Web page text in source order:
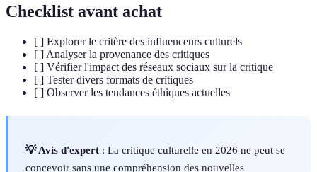
Checklist avant achat
[ ] Explorer le critère des influenceurs culturels
[ ] Analyser la provenance des critiques
[ ] Vérifier l'impact des réseaux sociaux sur la critique
[ ] Tester divers formats de critiques
[ ] Observer les tendances éthiques actuelles
💡 Avis d'expert : La critique culturelle en 2026 ne peut se
concevoir sans une compréhension des nouvelles